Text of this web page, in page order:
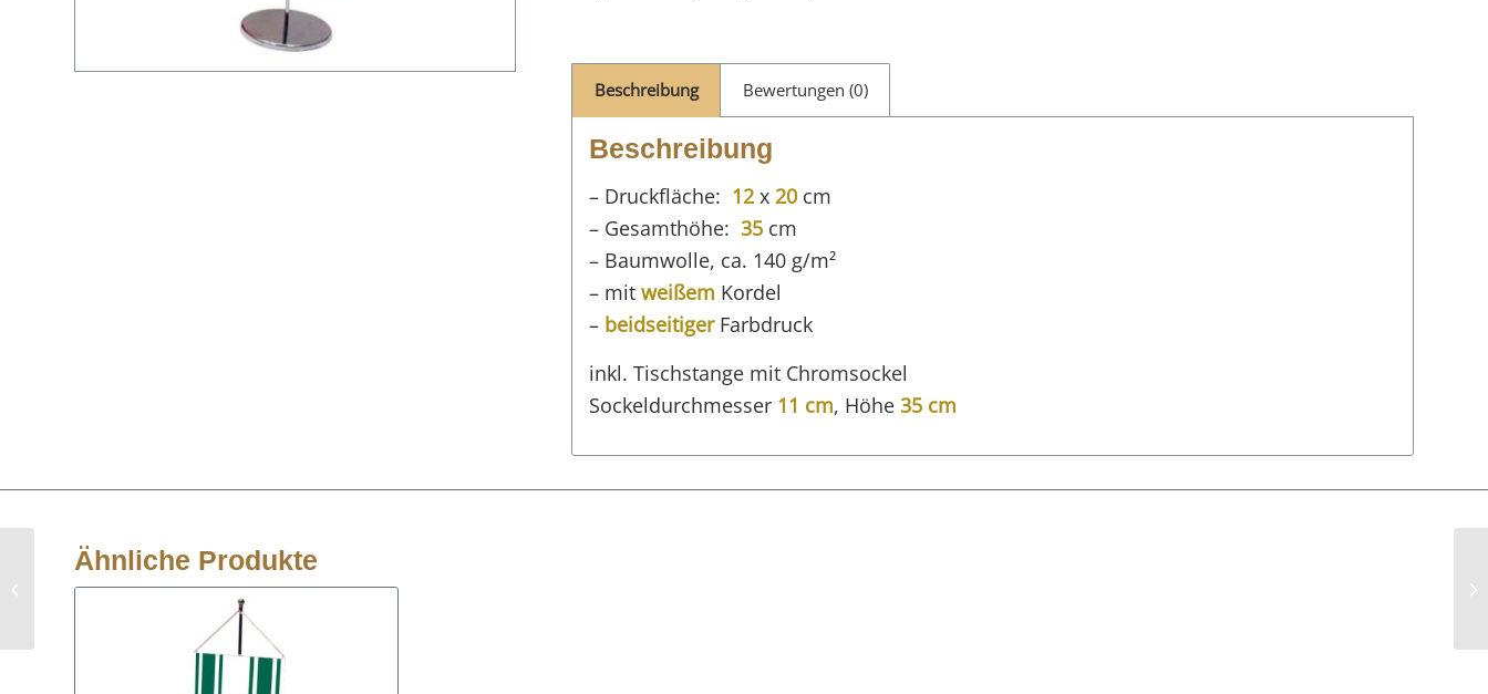
Beschreibung Bewertungen (0)
Beschreibung
– Druckfläche: 12 x20cm
– Gesamthöhe:35 cm
– Baumwolle, ca. 140 g/m²
– mitweißem Kordel
– beidseitigerFarbdruck
inkl. Tischstange mit Chromsockel
Sockeldurchmesser 11 cm, Höhe35 cm
Ähnliche Produkte
Tisch-Wimpel 45